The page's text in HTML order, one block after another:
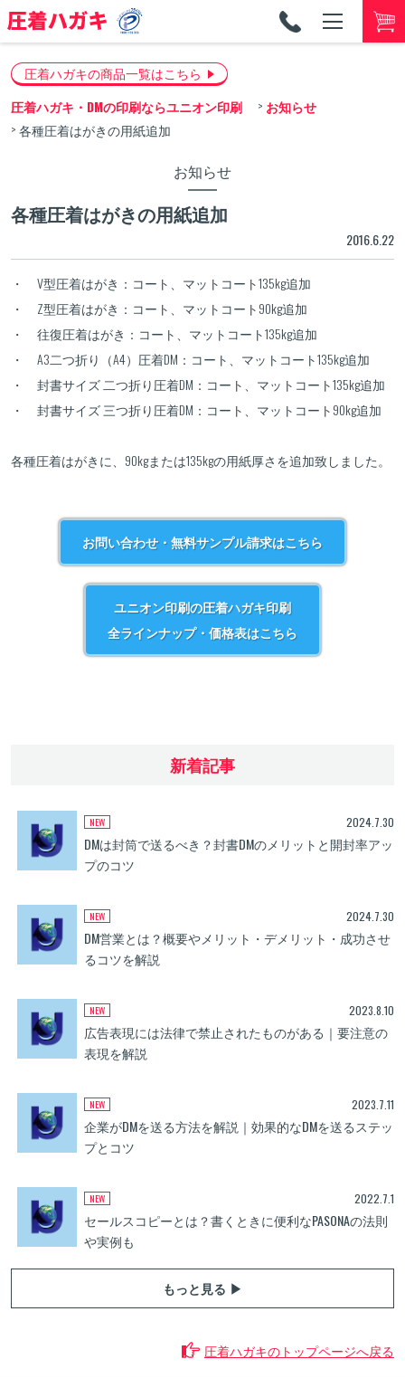
TEL
圧着ハガキの商品一覧はこちら
圧着ハガキ・DMの印刷ならユニオン印刷
お知らせ
各種圧着はがきの用紙追加
お知らせ
各種圧着はがきの用紙追加
2016.6.22
・ V型圧着はがき：コート、マットコート135kg追加
・ Z型圧着はがき：コート、マットコート90kg追加
・ 往復圧着はがき：コート、マットコート135kg追加
・ A3二つ折り（A4）圧着DM：コート、マットコート135kg追加
・ 封書サイズ 二つ折り圧着DM：コート、マットコート135kg追加
・ 封書サイズ 三つ折り圧着DM：コート、マットコート90kg追加
各種圧着はがきに、90kgまたは135kgの用紙厚さを追加致しました。
お問い合わせ・無料サンプル請求はこちら
ユニオン印刷の圧着ハガキ印刷
全ラインナップ・価格表はこちら
新着記事
2024.7.30
DMは封筒で送るべき？封書DMのメリットと開封率アッ
プのコツ
2024.7.30
DM営業とは？概要やメリット・デメリット・成功させ
るコツを解説
2023.8.10
広告表現には法律で禁止されたものがある｜要注意の
表現を解説
2023.7.11
企業がDMを送る方法を解説｜効果的なDMを送るステッ
プとコツ
2022.7.1
セールスコピーとは？書くときに便利なPASONAの法則
や実例も
もっと見る ▶
圧着ハガキのトップページへ戻る